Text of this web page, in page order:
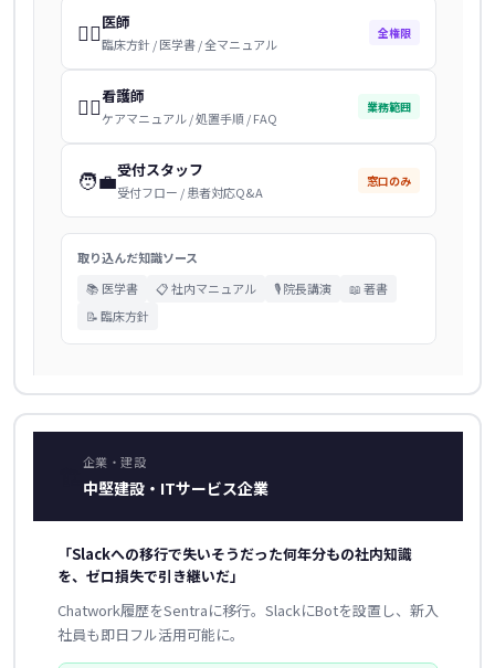
👩‍⚕️医師
臨床方針 / 医学書 / 全マニュアル
全権限
👩‍⚕️看護師
ケアマニュアル / 処置手順 / FAQ
業務範囲
🧑‍💼受付スタッフ
受付フロー / 患者対応Q&A
窓口のみ
取り込んだ知識ソース
📚 医学書
📋 社内マニュアル 🎙️ 院長講演
📖 著書
📝 臨床方針
企業・建設
中堅建設・ITサービス企業
「Slackへの移行で失いそうだった何年分もの社内知識
を、ゼロ損失で引き継いだ」
Chatwork履歴をSentraに移行。SlackにBotを設置し、新入
社員も即日フル活用可能に。